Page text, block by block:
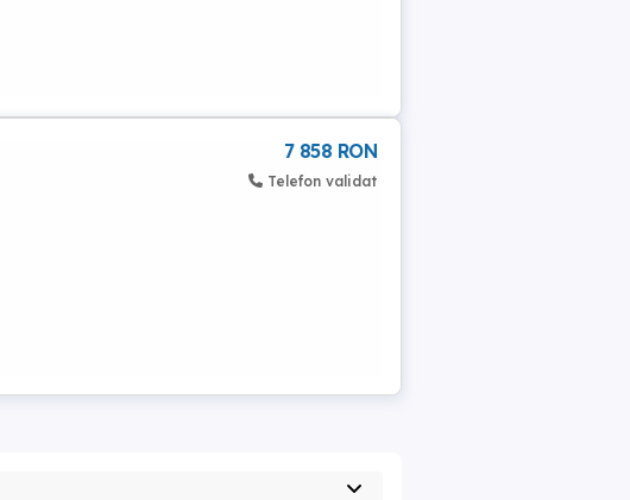
7 858 RON
Telefon validat